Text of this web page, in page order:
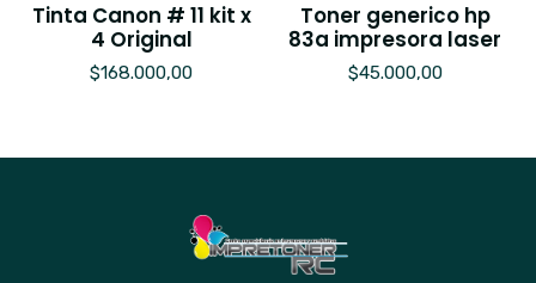
Tinta Canon # 11 kit x
4 Original
$168.000,00
Toner generico hp
83a impresora laser
$45.000,00